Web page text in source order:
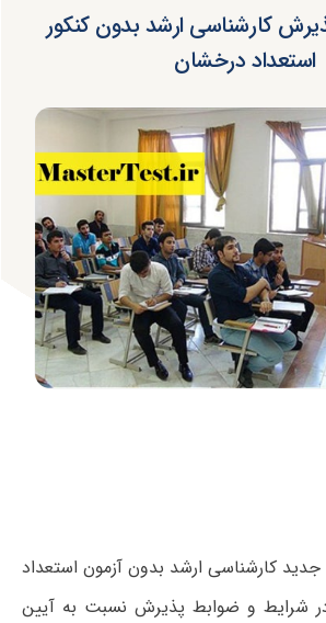
کارشناسی ارشد بدون کنکور
استعداد درخشان
کارشناسی ارشد بدون آزمون استعداد
شرایط و ضوابط پذیرش نسبت به آیین